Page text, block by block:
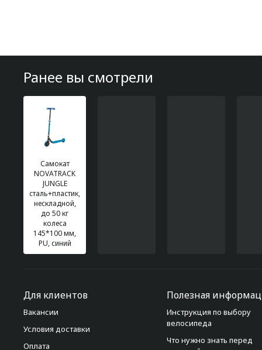
Ранее вы смотрели
Самокат
NOVATRACK
JUNGLE
сталь+пластик,
нескладной,
до 50 кг
колеса
145*100 мм,
PU, синий
Для клиентов
Вакансии
Условия доставки
Оплата
Полезная
Инструкция по выбору
велосипеда
Что нужно знать перед